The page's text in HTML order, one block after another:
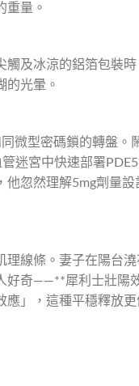
重量。
及冰涼的鋁箔包裝
的光暈。
微型密碼鎖的轉盤。
迷宮中快速部署
忽然理解5mg劑量
線條。妻子在陽台
好奇——**犀利士壯陽
」，這種平穩釋放更